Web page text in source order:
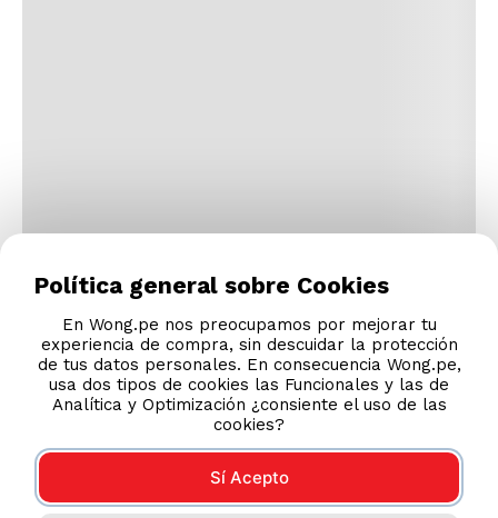
Política general sobre Cookies
En Wong.pe nos preocupamos por mejorar tu
experiencia de compra, sin descuidar la protección
de tus datos personales. En consecuencia Wong.pe,
usa dos tipos de cookies las Funcionales y las de
Analítica y Optimización ¿consiente el uso de las
cookies?
Sí Acepto